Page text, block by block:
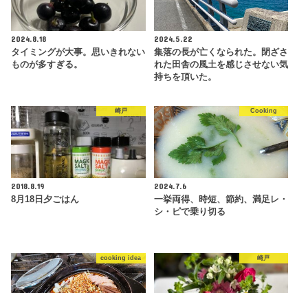
2024.8.18
タイミングが大事。思いきれない
ものが多すぎる。
2024.5.22
集落の長が亡くなられた。閉ざさ
れた田舎の風土を感じさせない気
持ちを頂いた。
崎戸
2018.8.19
8月18日夕ごはん
Cooking
2024.7.6
一挙両得、時短、節約、満足レ・
シ・ピで乗り切る
cooking idea 崎戸